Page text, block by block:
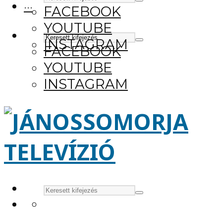
FACEBOOK
YOUTUBE
INSTAGRAM
···
FACEBOOK
YOUTUBE
INSTAGRAM